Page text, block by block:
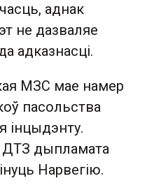
аднак
не дазваляе
адказнасці.
МЗС мае намер
пасольства
інцыдэнту.
ДТЗ дыпламата
Нарвегію.